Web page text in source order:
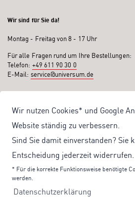
Wir nutzen Cookies* und Google
Website ständig zu verbessern.
Sind Sie damit einverstanden? Sie
Entscheidung jederzeit widerrufen.
* Für die korrekte Funktionsweise benötigte
werden.
Datenschutzerklärung
Wir sind für Sie da!
Montag - Freitag von 8 - 17 Uhr
Für alle Fragen rund um Ihre Bestellungen:
Telefon: +49 611 90 30 0
E-Mail: service@universum.de
Kostenloser Versand ab 50€ Bestellwert
Sicher Einkaufen: Rechnung, PayPal
Produktentwicklung von eigener
Sonderaktionen & Preisvorteile
Aktuelle News zu unseren Shop-Angeboten